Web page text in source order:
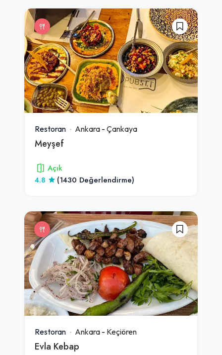
Restoran Ankara - Çankaya
Meyşef
Açık
4.8
(1430 Değerlendirme)
Restoran Ankara - Keçiören
Evla Kebap